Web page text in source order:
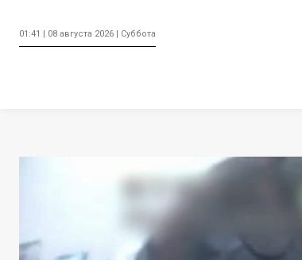
01:41 | 08 августа 2026 | Суббота